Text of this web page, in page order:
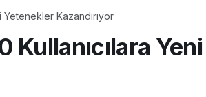
Kazandırıyor